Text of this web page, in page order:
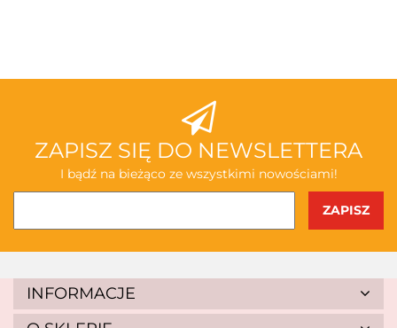
ABAKUS
AKSJOMAT
ZAPISZ SIĘ DO NEWSLETTERA
I bądź na bieżąco ze wszystkimi nowościami!
INFORMACJE